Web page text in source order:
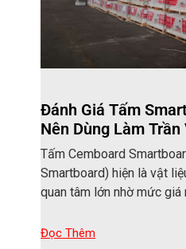
Đánh Giá Tấm
Nên Dùng Làm Trần
Tấm Cemboard
Smartboard) hiện là vật
quan tâm lớn nhờ mức giá
Đọc Thêm